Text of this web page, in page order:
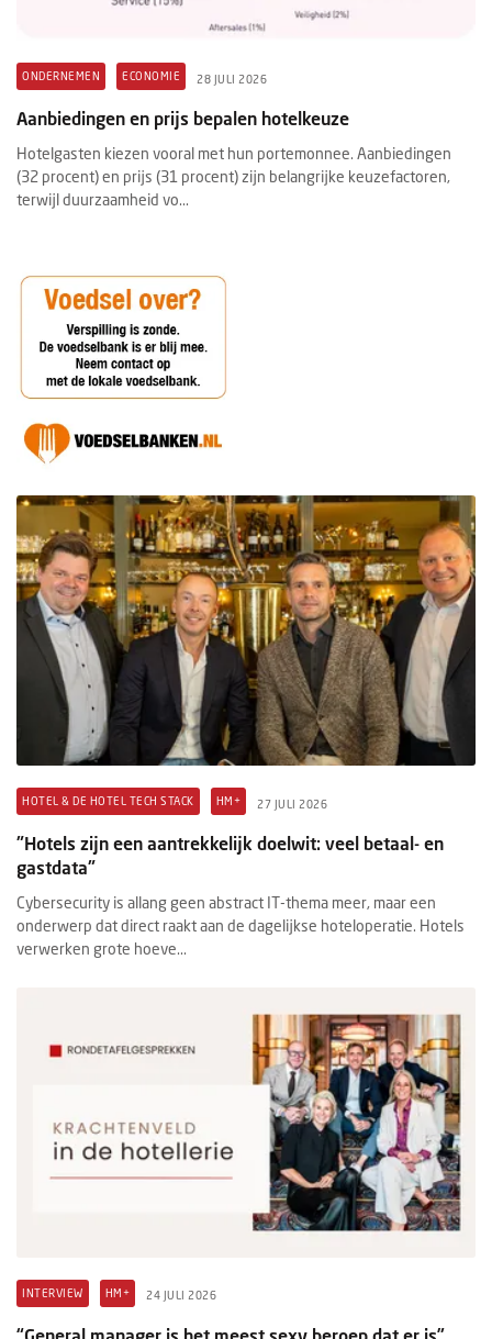
ONDERNEMEN ECONOMIE 28 JULI 2026
Aanbiedingen en prijs bepalen hotelkeuze
Hotelgasten kiezen vooral met hun portemonnee. Aanbiedingen
(32 procent) en prijs (31 procent) zijn belangrijke keuzefactoren,
terwijl duurzaamheid vo...
HOTEL & DE HOTEL TECH STACK HM+ 27 JULI 2026
"Hotels zijn een aantrekkelijk doelwit: veel betaal- en
gastdata"
Cybersecurity is allang geen abstract IT-thema meer, maar een
onderwerp dat direct raakt aan de dagelijkse hoteloperatie. Hotels
verwerken grote hoeve...
INTERVIEW HM+ 24 JULI 2026